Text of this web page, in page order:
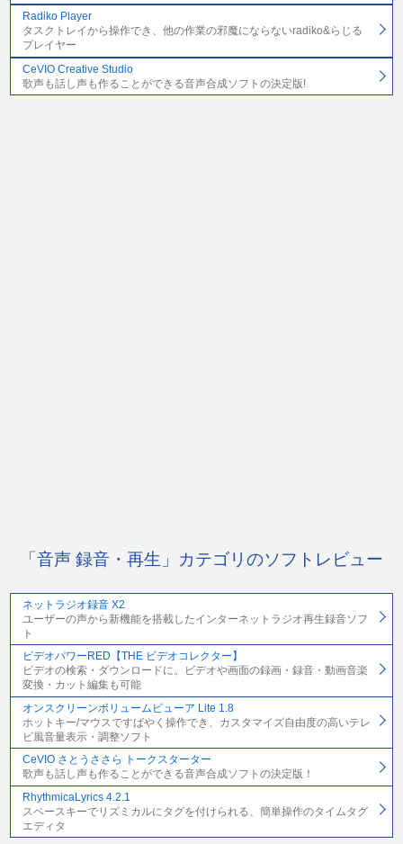
Radiko Player
タスクトレイから操作でき、他の作業の邪魔にならないradiko&らじる
プレイヤー
CeVIO Creative Studio
歌声も話し声も作ることができる音声合成ソフトの決定版!
「音声 録音・再生」カテゴリのソフトレビュー
ネットラジオ録音 X2
ユーザーの声から新機能を搭載したインターネットラジオ再生録音ソフ
ト
ビデオパワーRED【THE ビデオコレクター】
ビデオの検索・ダウンロードに。ビデオや画面の録画・録音・動画音楽
変換・カット編集も可能
オンスクリーンボリュームビューア Lite 1.8
ホットキー/マウスですばやく操作でき、カスタマイズ自由度の高いテレ
ビ風音量表示・調整ソフト
CeVIO さとうささら トークスターター
歌声も話し声も作ることができる音声合成ソフトの決定版！
RhythmicaLyrics 4.2.1
スペースキーでリズミカルにタグを付けられる、簡単操作のタイムタグ
エディタ